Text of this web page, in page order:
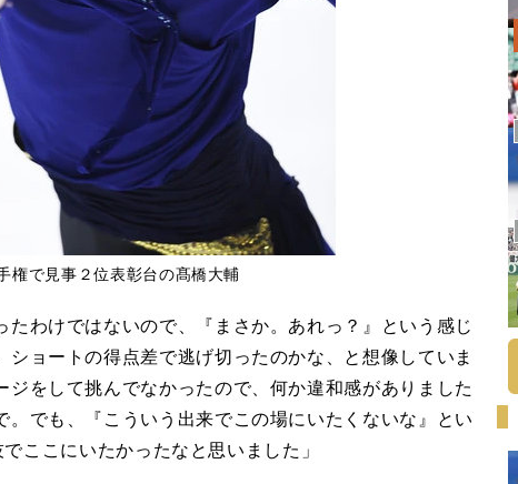
権で見事２位表彰台の髙橋大輔
たわけではないので、『まさか。あれっ？』という感じ
ョートの得点差で逃げ切ったのかな、と想像していま
をして挑んでなかったので、何か違和感がありました
でも、『こういう出来でこの場にいたくないな』とい
ここにいたかったなと思いました」